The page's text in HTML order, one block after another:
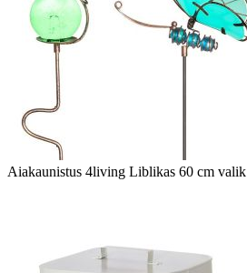
Aiakaunistus 4living Liblikas 60 cm valik